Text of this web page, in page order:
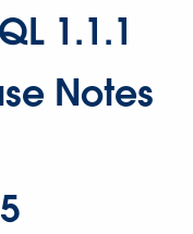
1.1.1
Notes